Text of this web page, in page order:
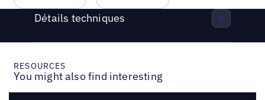
Détails techniques
RESOURCES
You might also find interesting